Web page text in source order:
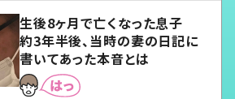
生後8ヶ月で亡くなった息子
約3年半後、当時の妻の日記に
書いてあった本音とは